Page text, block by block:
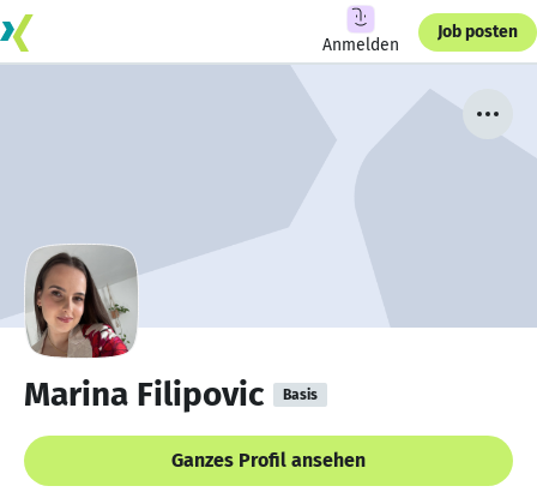
Anmelden
Job posten
Marina Filipovic Basis
Ganzes Profil ansehen